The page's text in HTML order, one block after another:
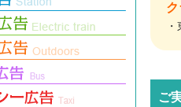
ご